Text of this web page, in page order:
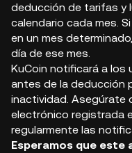
deducción de tarifas y
calendario cada mes.
en un mes
día de ese mes.
KuCoin notificará a
antes de la deducción
inactividad. Asegúrate
electrónico registrada
regularmente las
Esperamos que este